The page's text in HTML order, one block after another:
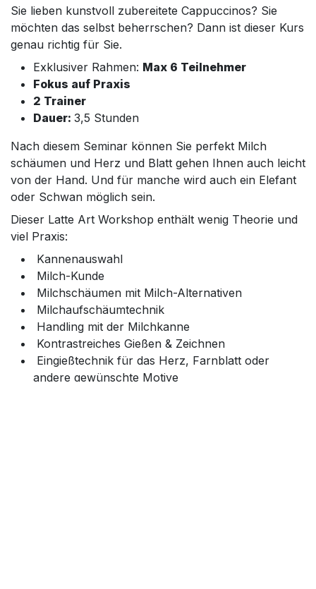
Sie lieben kunstvoll zubereitete Cappuccinos? Sie
möchten das selbst beherrschen? Dann ist dieser Kurs
genau richtig für Sie.
Exklusiver Rahmen: Max 6 Teilnehmer
Fokus auf Praxis
2 Trainer
Dauer: 3,5 Stunden
Nach diesem Seminar können Sie perfekt Milch
schäumen und Herz und Blatt gehen Ihnen auch leicht
von der Hand. Und für manche wird auch ein Elefant
oder Schwan möglich sein.
Dieser Latte Art Workshop enthält wenig Theorie und
viel Praxis:
Kannenauswahl
Milch-Kunde
Milchschäumen mit Milch-Alternativen
Milchaufschäumtechnik
Handling mit der Milchkanne
Kontrastreiches Gießen & Zeichnen
Eingießtechnik für das Herz, Farnblatt oder
andere gewünschte Motive